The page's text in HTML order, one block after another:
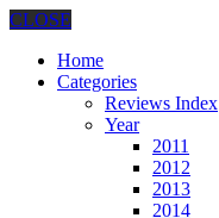
CLOSE
Home
Categories
Reviews Index
Year
2011
2012
2013
2014